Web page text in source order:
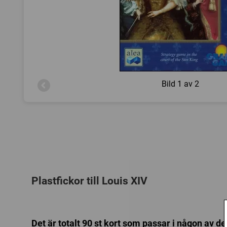
Bild 1 av 2
Plastfickor till Louis XIV
Det är totalt 90 st kort som passar i någon av